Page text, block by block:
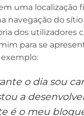
uma localização
navegação do
dos utilizadores
para se
o dia sou
a
é o meu